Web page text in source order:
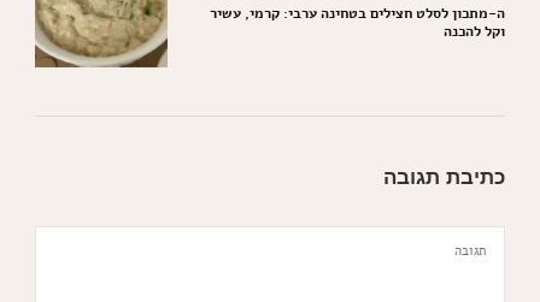
ה-מתכון לסלט חצילים בטחינה ערבי: קרמי, עשיר
וקל להכנה
כתיבת תגובה